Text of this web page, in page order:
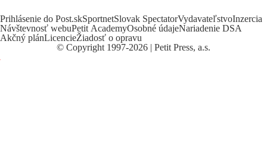
Prihlásenie do Post.skSportnetSlovak SpectatorVydavateľstvoInzercia
Návštevnosť webuPetit AcademyOsobné údajeNariadenie DSA
Akčný plánLicencieŽiadosť o opravu
© Copyright 1997-2026 | Petit Press, a.s.